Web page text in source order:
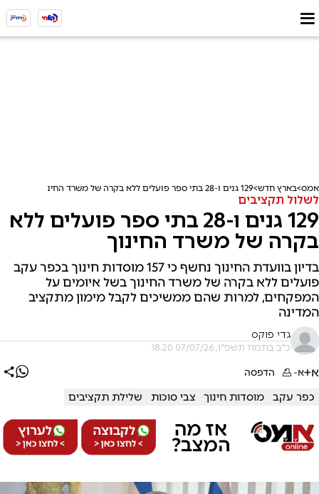
אמס בארץ חדש 129 גנים ו-28 בתי ספר פועלים ללא בקרה של משרד החינוך
לשלול תקציבים
129 גנים ו-28 בתי ספר פועלים ללא
בקרה של משרד החינוך
בדיון בוועדת החינוך נחשף כי 157 מוסדות חינוך בכפר עקב
פועלים ללא בקרה של משרד החינוך בשל איומים על
המפקחים, למרות שהם ממשיכים לקבל מימון מתקציב
המדינה
גדי פוקס
כ"ב בתמוז תשפ"ו, 07/07/26 18:20
א+א- הדפסה
כפר עקב מוסדות חינוך צבי סוכות שלילת תקציבים